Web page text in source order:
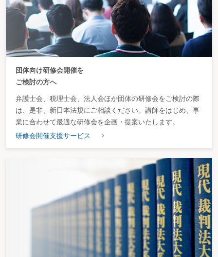
団体向け研修会開催を
ご検討の方へ
弁護士会、税理士会、法人会ほか団体の研修会をご検討の際
は、是非、新日本法規にご相談ください。講師をはじめ、事
業に合わせて最適な研修会を企画・提案いたします。
研修会開催支援サービス